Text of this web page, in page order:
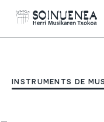
INSTRUMENTS DE
Baztan